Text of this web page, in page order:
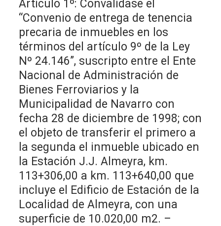
Artículo 1º: Convalídase el
“Convenio de entrega de tenencia
precaria de inmuebles en los
términos del artículo 9º de la Ley
Nº 24.146”, suscripto entre el Ente
Nacional de Administración de
Bienes Ferroviarios y la
Municipalidad de Navarro con
fecha 28 de diciembre de 1998; con
el objeto de transferir el primero a
la segunda el inmueble ubicado en
la Estación J.J. Almeyra, km.
113+306,00 a km. 113+640,00 que
incluye el Edificio de Estación de la
Localidad de Almeyra, con una
superficie de 10.020,00 m2. –